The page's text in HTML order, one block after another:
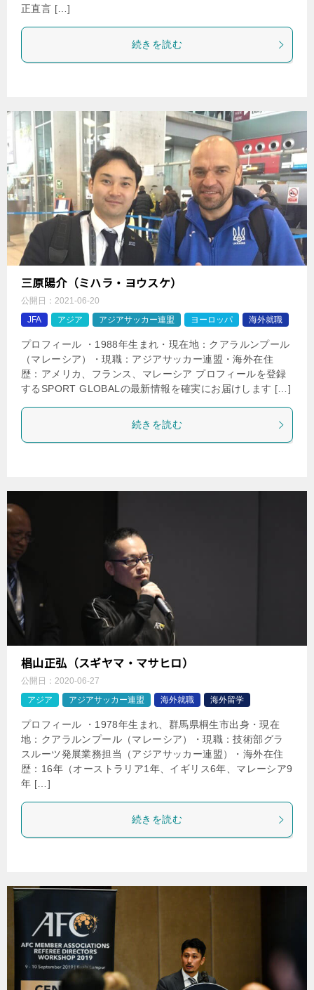
正直言 […]
続きを読む
三原陽介（ミハラ・ヨウスケ）
公開日： 2021-06-20
JFA
アジア アジアサッカー連盟 ヨーロッパ 海外就職
プロフィール ・1988年生まれ・現在地：クアラルンプール
（マレーシア）・現職：アジアサッカー連盟・海外在住
歴：アメリカ、フランス、マレーシア プロフィールを登録
するSPORT GLOBALの最新情報を確実にお届けします […]
続きを読む
椙山正弘（スギヤマ・マサヒロ）
公開日： 2020-06-27
アジア
アジアサッカー連盟 海外就職 海外留学
プロフィール ・1978年生まれ、群馬県桐生市出身・現在
地：クアラルンプール（マレーシア）・現職：技術部グラ
スルーツ発展業務担当（アジアサッカー連盟）・海外在住
歴：16年（オーストラリア1年、イギリス6年、マレーシア9
年 […]
続きを読む